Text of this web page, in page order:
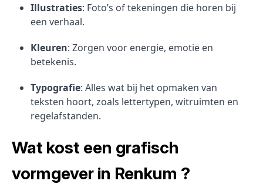
Illustraties: Foto’s of tekeningen die horen bij
een verhaal.
Kleuren: Zorgen voor energie, emotie en
betekenis.
Typografie: Alles wat bij het opmaken van
teksten hoort, zoals lettertypen, witruimten en
regelafstanden.
Wat kost een grafisch
vormgever in Renkum ?